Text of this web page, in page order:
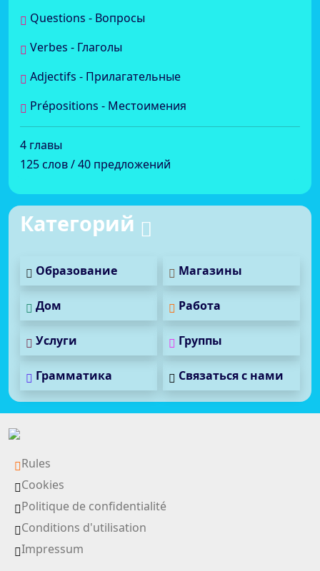
Questions - Вопросы
Verbes - Глаголы
Adjectifs - Прилагательные
Prépositions - Местоимения
4 главы
125 слов / 40 предложений
Категорий
Образование Магазины
Дом Работа
Услуги Группы
Грамматика Связаться с нами
Rules
Cookies
Politique de confidentialité
Conditions d'utilisation
Impressum